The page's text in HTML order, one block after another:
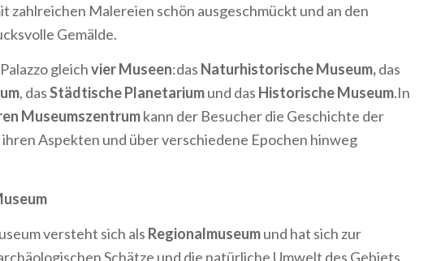
zahlreichen Malereien schön ausgeschmückt und an den
Gemälde.
gleichvier Museen:das Naturhistorische Museum,das
, dasStädtische Planetariumund das Historische Museum.In
Museumszentrumkann der Besucher die Geschichte der
ihren Aspekten und über verschiedene Epochen hinweg
versteht sich als Regionalmuseumund hat sich zur
Schätze und die natürliche Umwelt des Gebiets